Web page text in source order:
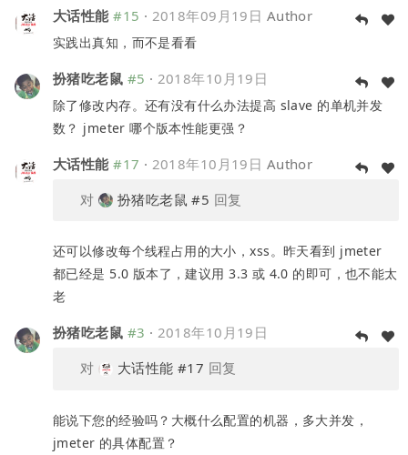
大话性能 #15 · 2018年09月19日 Author
实践出真知，而不是看看
扮猪吃老鼠 #5 · 2018年10月19日
除了修改内存。还有没有什么办法提高 slave 的单机并发
数？ jmeter 哪个版本性能更强？
大话性能 #17 · 2018年10月19日 Author
对
扮猪吃老鼠 #5 回复
还可以修改每个线程占用的大小，xss。昨天看到 jmeter
都已经是 5.0 版本了，建议用 3.3 或 4.0 的即可，也不能太
老
扮猪吃老鼠 #3 · 2018年10月19日
对
大话性能 #17 回复
能说下您的经验吗？大概什么配置的机器，多大并发，
jmeter 的具体配置？